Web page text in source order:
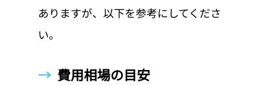
ありますが、以下を参考にしてくださ
い。
→ 費用相場の目安